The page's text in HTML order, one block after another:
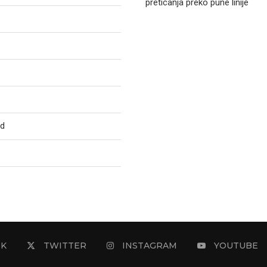
preticanja preko pune linije
TWITTER INSTAGRAM YOUTUBE